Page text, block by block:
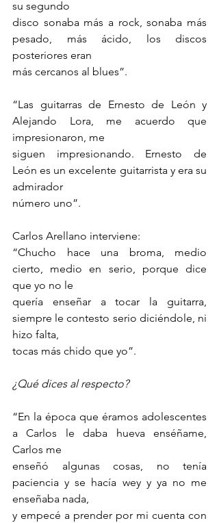
su segundo
disco sonaba más a rock, sonaba más
pesado, más ácido, los discos
posteriores eran
más cercanos al blues”.
“Las guitarras de Ernesto de León y
Alejando Lora, me acuerdo que
impresionaron, me
siguen impresionando. Ernesto de
León es un excelente guitarrista y era su
admirador
número uno”.
Carlos Arellano interviene:
“Chucho hace una broma, medio
cierto, medio en serio, porque dice
que yo no le
quería enseñar a tocar la guitarra,
siempre le contesto serio diciéndole, ni
hizo falta,
tocas más chido que yo”.
¿Qué dices al respecto?
“En la época que éramos adolescentes
a Carlos le daba hueva enséñame,
Carlos me
enseñó algunas cosas, no tenía
paciencia y se hacía wey y ya no me
enseñaba nada,
y empecé a prender por mi cuenta con